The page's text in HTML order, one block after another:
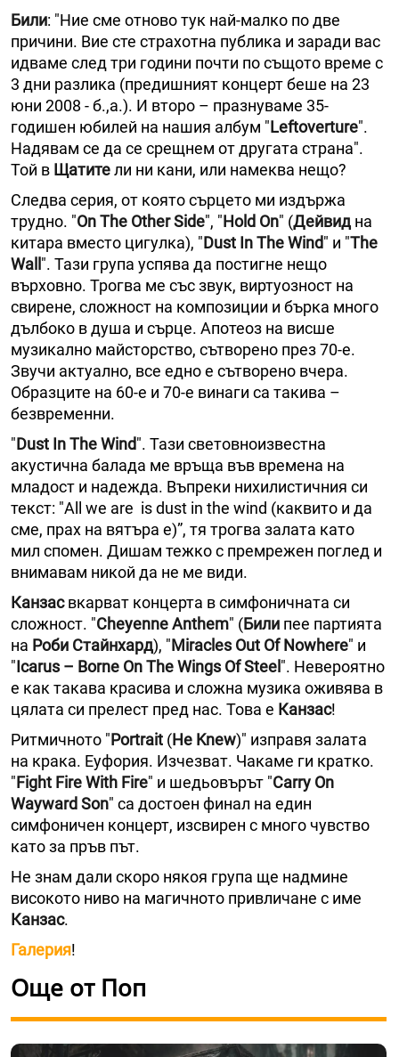
Били: "Ние сме отново тук най-малко по две
причини. Вие сте страхотна публика и заради вас
идваме след три години почти по същото време с
3 дни разлика (предишният концерт беше на 23
юни 2008 - б.,а.). И второ – празнуваме 35-
годишен юбилей на нашия албум "Leftoverture".
Надявам се да се срещнем от другата страна".
Той в Щатители ни кани, или намеква нещо?
Следва серия, от която сърцето ми издържа
трудно. "On The Other Side", "Hold On" (Дейвид на
китара вместо цигулка), "Dust In The Wind" и "The
Wall ". Тази група успява да постигне нещо
върховно. Трогва ме със звук, виртуозност на
свирене, сложност на композиции и бърка много
дълбоко в душа и сърце. Апотеоз на висше
музикално майсторство, сътворено през 70-е.
Звучи актуално, все едно е сътворено вчера.
Образците на 60-е и 70-е винаги са такива –
безвременни.
"Dust In The Wind". Тази световноизвестна
акустична балада ме връща във времена на
младост и надежда. Въпреки нихилистичния си
текст: "All we are is dust in the wind (каквито и да
сме, прах на вятъра е)”, тя трогва залата като
мил спомен. Дишам тежко с премрежен поглед и
внимавам никой да не ме види.
Канзасвкарват концерта в симфоничната си
сложност. "Cheyenne Anthem" (Били пее партията
на Роби Стайнхард), "Miracles Out Of Nowhere" и
"Icarus – Borne On The Wings Of Steel ". Невероятно
е как такава красива и сложна музика оживява в
цялата си прелест пред нас. Това е Канзас!
Ритмичното "Portrait (He Knew)" изправя залата
на крака. Еуфория. Изчезват. Чакаме ги кратко.
"Fight Fire With Fire" и шедьовърът "Carry On
Wayward Son" са достоен финал на един
симфоничен концерт, изсвирен с много чувство
като за пръв път.
Не знам дали скоро някоя група ще надмине
високото ниво на магичното привличане с име
Канзас.
Галерия!
Още от Поп